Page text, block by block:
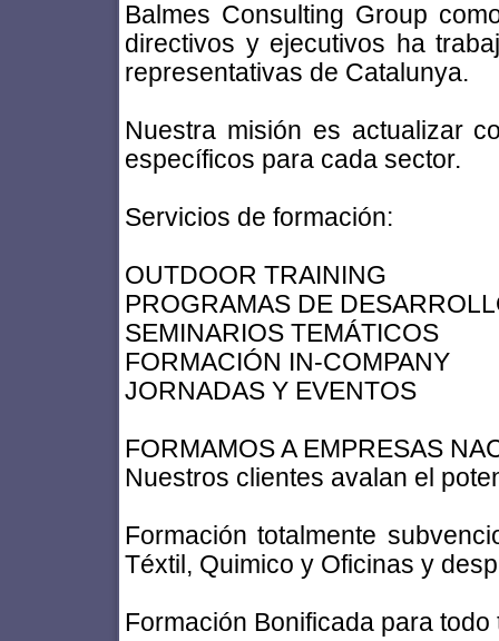
Balmes Consulting Group
directivos y ejecutivos ha
representativas de Catalunya.
Nuestra misión es actualizar
específicos para cada sector.
Servicios de formación:
OUTDOOR TRAINING
PROGRAMAS DE
SEMINARIOS TEMÁTICOS
FORMACIÓN IN-COMPANY
JORNADAS Y EVENTOS
FORMAMOS A EMPRESAS
Nuestros clientes avalan el
Formación totalmente
Téxtil, Quimico y Oficinas y
Formación Bonificada para